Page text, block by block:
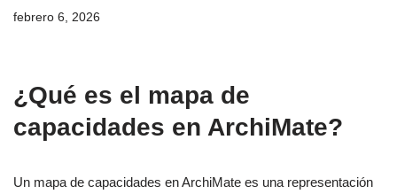
febrero 6, 2026
¿Qué es el mapa de
capacidades en ArchiMate?
Un mapa de capacidades en ArchiMate es una representación